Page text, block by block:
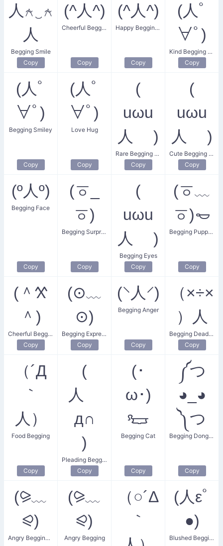
人⍲‿⍲
人
Begging Smile
Copy
(^人^)
Cheerful Begging Face
Copy
(^人^)
Happy Begging Face
Copy
(人ﾟ
∀ﾟ)
Kind Begging Smile
Copy
(人ﾟ
∀ﾟ)
Begging Smiley
Copy
(人ﾟ
∀ﾟ)
Love Hug
Copy
(
uωu
人 )
Rare Begging Eyes
Copy
(
uωu
人 )
Cute Begging Eyes
Copy
(º人º)
Begging Face
Copy
(ㆆ_
ㆆ)
Begging Surprised Face
Copy
(
uωu
人 )
Begging Eyes
Copy
(ㆆ﹏
ㆆ)𐄿
Begging Puppy Dog Eyes
Copy
(＾𐋄
＾)
Cheerful Begging
Copy
(⊙﹏
⊙)
Begging Expression
Copy
(⸌人⸍)
Begging Anger
Copy
（×÷×
）人
Begging Dead Dog
Copy
（´Д
｀
人）
Food Begging
Copy
(
人ゝ
д∩
)
Pleading Begging Face
Copy
(･
ω･)
𐃳
Begging Cat
Copy
༼つ
◕_◕
༽つ
Begging Donger Hug
Copy
(⪩﹏
⪨)
Angry Begging Sleeper
(⪩﹏
⪨)
Angry Begging
（○´Δ
｀
(人εﾟ
●)
Blushed Begging